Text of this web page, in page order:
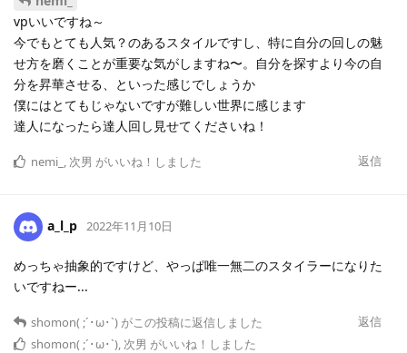
vpいいですね～
今でもとても人気？のあるスタイルですし、特に自分の回しの魅
せ方を磨くことが重要な気がしますね〜。自分を探すより今の自
分を昇華させる、といった感じでしょうか
僕にはとてもじゃないですが難しい世界に感じます
達人になったら達人回し見せてくださいね！
返信
nemi_ , 次男 がいいね！しました
a_l_p 2022年11月10日
めっちゃ抽象的ですけど、やっぱ唯一無二のスタイラーになりた
いですねー...
返信
shomon( ;´･ω･`) がこの投稿に返信しました
shomon( ;´･ω･`), 次男 がいいね！しました